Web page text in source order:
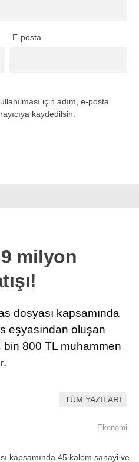
E-posta
için adım, e-posta
kaydedilsin.
milyon
dosyası kapsamında
eşyasından oluşan
bin 800 TL muhammen
TÜM YAZILARI
Ekonomi